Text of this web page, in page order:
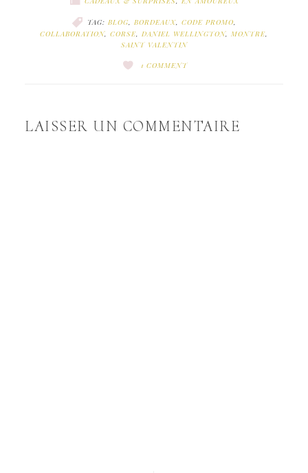
TAG: BLOG BORDEAUX CODE PROMO
COLLABORATION, CORSE DANIEL WELLINGTON, MONTRE
SAINT VALENTIN
1 COMMENT
LAISSER UN COMMENTAIRE